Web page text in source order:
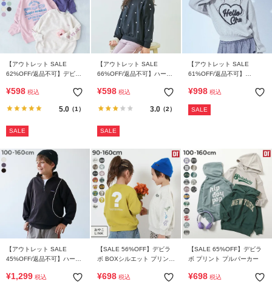
【アウトレット SALE
62%OFF/返品不可】デビラ
プリント トレーナー
¥598 税込
5.0（1）
SALE
【アウトレット SALE
66%OFF/返品不可】ハート
¥598 税込
3.0（2）
SALE
【アウトレット SALE
61%OFF/返品不可】
ール 裏起毛 トレーナー
¥998 税込
SALE
【アウトレット SALE
45%OFF/返品不可】ハーフ
¥1,299 税込
【SALE 56%OFF】デビラ
ボ BOXシルエット プリント
¥698 税込
【SALE 65%OFF】デビラ
ボ プリント プルパーカー
¥698 税込